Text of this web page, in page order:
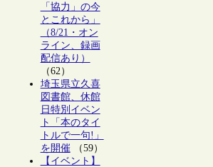
「協力」の今
とこれから」
（8/21・オン
ライン、録画
配信あり）
（62）
埼玉県立久喜
図書館、休館
日特別イベン
ト「本のタイ
トルで一句!」
を開催（59）
【イベント】